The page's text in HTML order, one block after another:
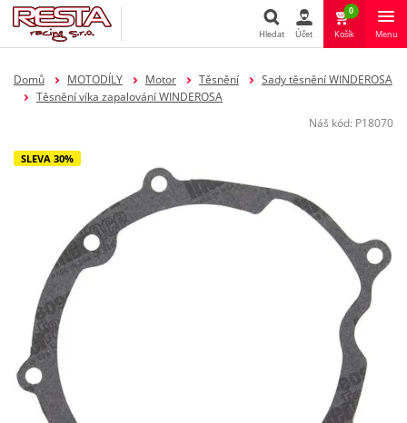
Hledat
Hledat Účet
0
Košík Menu
Domů MOTODÍLY Motor Těsnění
Sady těsnění WINDEROSA
Těsnění víka zapalování WINDEROSA
Náš kód: P18070
SLEVA 30%